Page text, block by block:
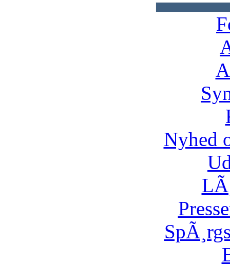
Nyhed